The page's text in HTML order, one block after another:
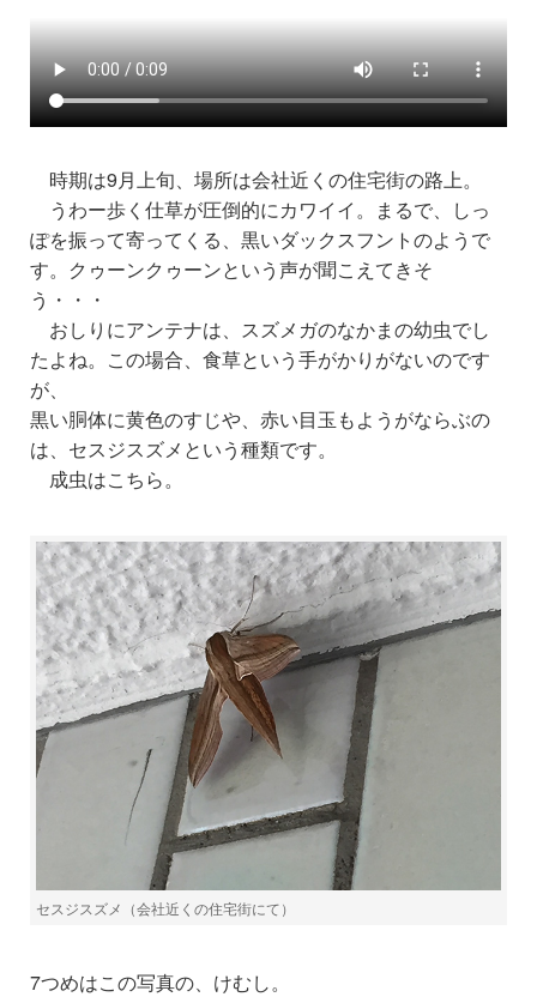
時期は9月上旬、場所は会社近くの住宅街の路上。
うわー歩く仕草が圧倒的にカワイイ。まるで、しっ
ぽを振って寄ってくる、黒いダックスフントのようで
す。クゥーンクゥーンという声が聞こえてきそ
う・・・
おしりにアンテナは、スズメガのなかまの幼虫でし
たよね。この場合、食草という手がかりがないのです
が、
黒い胴体に黄色のすじや、赤い目玉もようがならぶの
は、セスジスズメという種類です。
成虫はこちら。
セスジスズメ（会社近くの住宅街にて）
7つめはこの写真の、けむし。